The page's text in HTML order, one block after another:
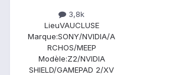
3,8k
LieuVAUCLUSE
Marque:SONY/NVIDIA/A
RCHOS/MEEP
Modèle:Z2/NVIDIA
SHIELD/GAMEPAD 2/XV